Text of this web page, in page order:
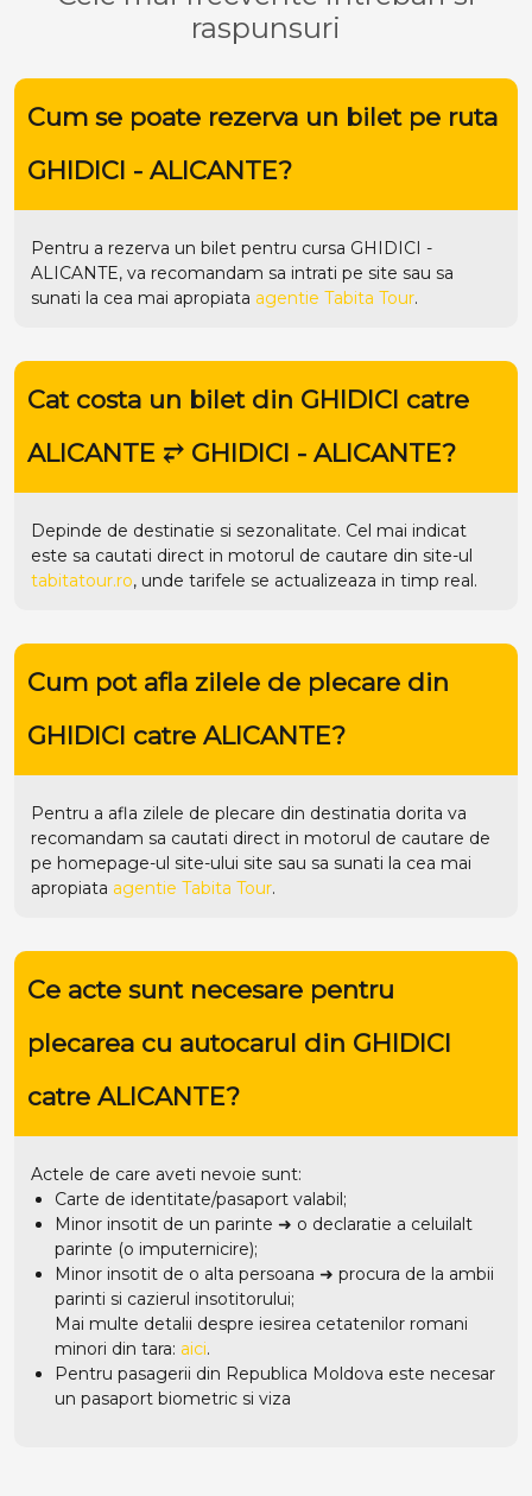
raspunsuri
Cum se poate rezerva un bilet pe ruta
GHIDICI - ALICANTE?
Pentru a rezerva un bilet pentru cursa GHIDICI -
ALICANTE, va recomandam sa intrati pe site sau sa
sunati la cea mai apropiata agentie Tabita Tour.
Cat costa un bilet din GHIDICI catre
ALICANTE ⥂ GHIDICI - ALICANTE?
Depinde de destinatie si sezonalitate. Cel mai indicat
este sa cautati direct in motorul de cautare din site-ul
tabitatour.ro, unde tarifele se actualizeaza in timp real.
Cum pot afla zilele de plecare din
GHIDICI catre ALICANTE?
Pentru a afla zilele de plecare din destinatia dorita va
recomandam sa cautati direct in motorul de cautare de
pe homepage-ul site-ului site sau sa sunati la cea mai
apropiata agentie Tabita Tour.
Ce acte sunt necesare pentru
plecarea cu autocarul din GHIDICI
catre ALICANTE?
Actele de care aveti nevoie sunt:
Carte de identitate/pasaport valabil;
Minor insotit de un parinte ➜ o declaratie a celuilalt
parinte (o imputernicire);
Minor insotit de o alta persoana ➜ procura de la ambii
parinti si cazierul insotitorului;
Mai multe detalii despre iesirea cetatenilor romani
minori din tara: aici.
Pentru pasagerii din Republica Moldova este necesar
un pasaport biometric si viza